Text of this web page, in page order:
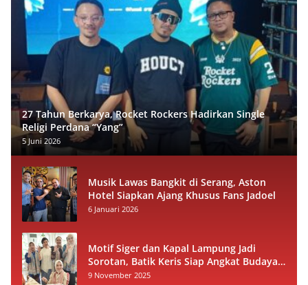
27 Tahun Berkarya, Rocket Rockers Hadirkan Single
Religi Perdana “Yang”
5 Juni 2026
Musik Lawas Bangkit di Serang, Aston
Hotel Siapkan Ajang Khusus Fans Jadoel
6 Januari 2026
Motif Siger dan Kapal Lampung Jadi
Sorotan, Batik Keris Siap Angkat Budaya
Lokal ke Panggung Nasional
9 November 2025